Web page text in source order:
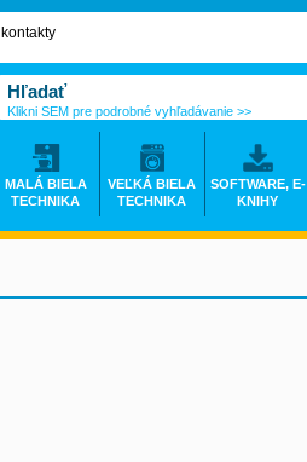
Klikni SEM pre podrobné vyhľadávanie >>
MALÁ BIELA
TECHNIKA
VEĽKÁ BIELA
TECHNIKA
SOFTWARE, E-
KNIHY